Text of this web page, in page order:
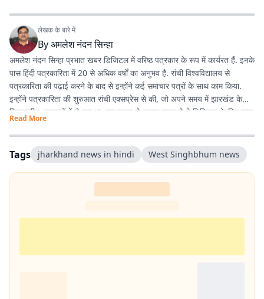
लेखक के बारे में
Byअमलेश नंदन सिन्हा
अमलेश नंदन सिन्हा प्रभात खबर डिजिटल में वरिष्ठ पत्रकार के रूप में कार्यरत हैं. इनके
पास हिंदी पत्रकारिता में 20 से अधिक वर्षों का अनुभव है. रांची विश्वविद्यालय से
पत्रकारिता की पढ़ाई करने के बाद से इन्होंने कई समाचार पत्रों के साथ काम किया.
इन्होंने पत्रकारिता की शुरुआत रांची एक्सप्रेस से की, जो अपने समय में झारखंड के
विश्वसनीय अखबारों में से एक था. एक दशक से ज्यादा समय से ये डिजिटल के लिए काम
कर रहे हैं. झारखंड की खबरों के अलावा, समसामयिक विषयों के बारे में भी लिखने में रुचि
रखते हैं. विज्ञान और आधुनिक चिकित्सा के बारे में देखना, पढ़ना और नई जानकारियां
प्राप्त करना इन्हें पसंद है.
Read More
Tags jharkhand news in hindi West Singhbhum news